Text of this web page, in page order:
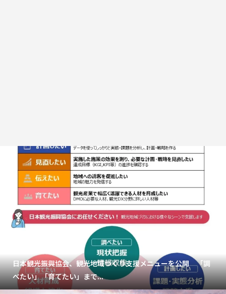
日本観光振興協会、観光地域づくり支援メニューを公開 「調
べたい」「育てたい」まで...